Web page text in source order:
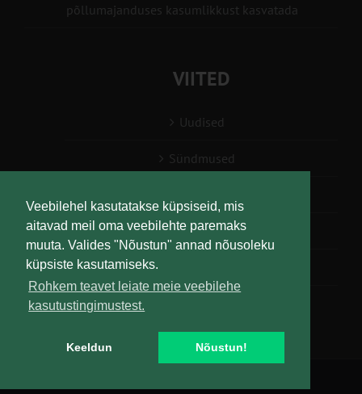
Veebilehel kasutatakse küpsiseid, mis
aitavad meil oma veebilehte paremaks
muuta. Valides "Nõustun" annad nõusoleku
küpsiste kasutamiseks.
Rohkem teavet leiate meie veebilehe
kasutustingimustest.
Keeldun Nõustun!
põllumajanduses kasumlikkust kasvatada
VIITED
Uudised
Sündmused
Teabesalv
Liitu uudiskirjaga